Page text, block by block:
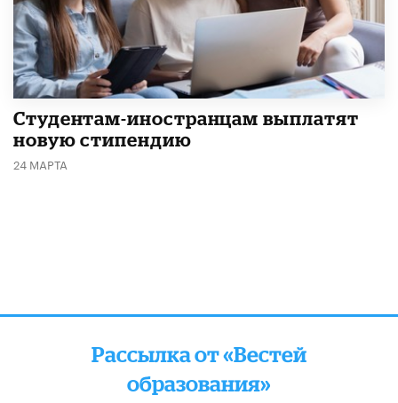
Студентам-иностранцам выплатят
новую стипендию
24 МАРТА
Рассылка от «Вестей
образования»